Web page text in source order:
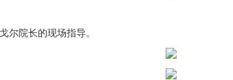
尔院长的现场指导。